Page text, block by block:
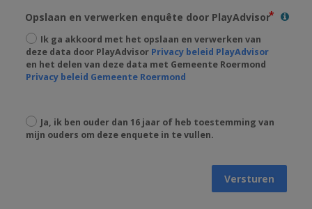
Opslaan en verwerken enquête door PlayAdvisor
Ik ga akkoord met het opslaan en verwerken van
deze data door PlayAdvisor Privacy beleid PlayAdvisor
en het delen van deze data met Gemeente Roermond
Privacy beleid Gemeente Roermond
Ja, ik ben ouder dan 16 jaar of heb toestemming van
mijn ouders om deze enquete in te vullen.
Versturen